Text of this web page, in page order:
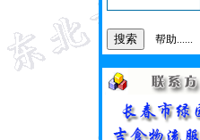
帮助......